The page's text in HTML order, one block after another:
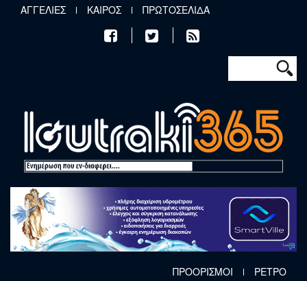
Παράκαμψη προς το κυρίως περιεχόμενο
ΑΓΓΕΛΙΕΣ ΚΑΙΡΟΣ ΠΡΩΤΟΣΕΛΙΔΑ
Φόρμα
Αναζήτηση
ΠΡΟΟΡΙΣΜΟΙ ΡΕΤΡΟ